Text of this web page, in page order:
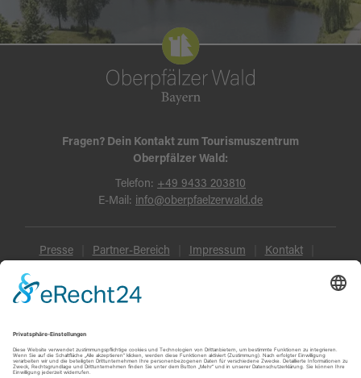
Fragen? Dein Kontakt zum Tourismuszentrum
Oberpfälzer Wald:
Telefon: +49 9433 203810
E-Mail: info@oberpfaelzerwald.de
Presse Partner-Bereich Impressum Kontakt
Datenschutz